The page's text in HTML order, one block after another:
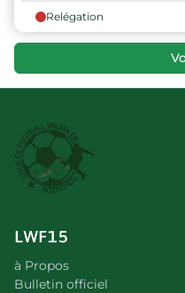
Relégation
LWF15
à Propos
Bulletin officiel